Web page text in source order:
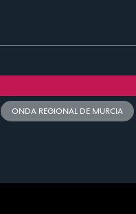
ONDA REGIONAL DE MURCIA